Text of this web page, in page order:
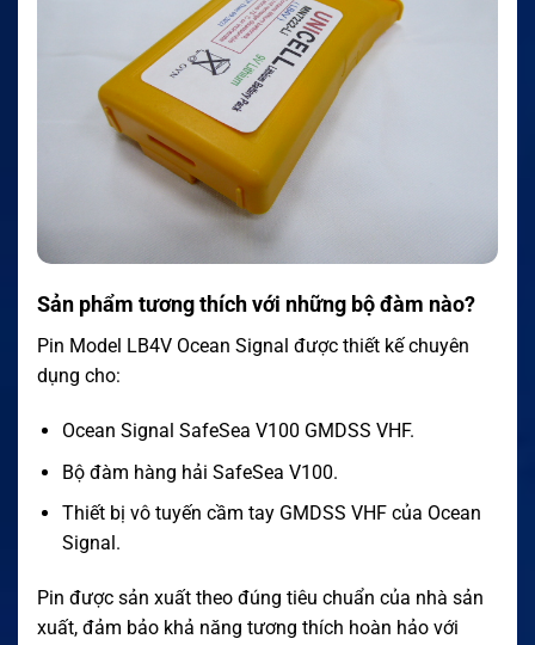
Sản phẩm tương thích với những bộ đàm nào?
Pin Model LB4V Ocean Signal được thiết kế chuyên
dụng cho:
Ocean Signal SafeSea V100 GMDSS VHF.
Bộ đàm hàng hải SafeSea V100.
Thiết bị vô tuyến cầm tay GMDSS VHF của Ocean
Signal.
Pin được sản xuất theo đúng tiêu chuẩn của nhà sản
xuất, đảm bảo khả năng tương thích hoàn hảo với